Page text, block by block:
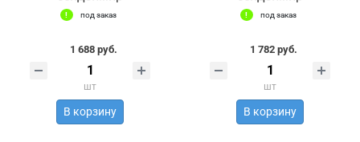
под заказ
1 688 руб.
шт
В корзину
под заказ
1 782 руб.
шт
В корзину